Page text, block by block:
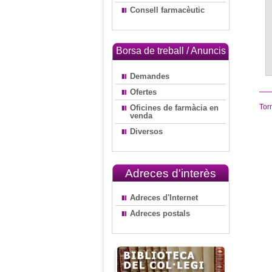
Consell farmacèutic
Borsa de treball / Anuncis
Demandes
Ofertes
Oficines de farmàcia en
venda
Diversos
Adreces d'interès
Adreces d'Internet
Adreces postals